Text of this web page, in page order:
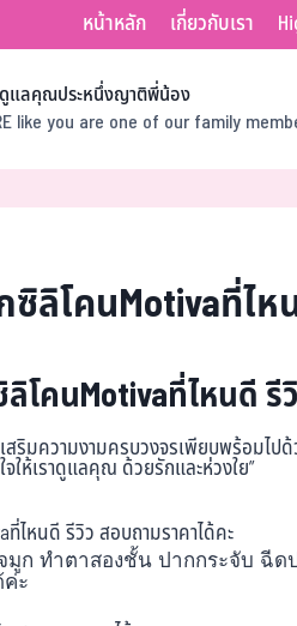
หน้าหลัก เกี่ยวกับเรา
ดูแลคุณประหนึ่งญาติพี่น้อง
like you are one of our family
ลิโคนMotivaที่ไห
โคนMotivaที่ไหนดี รี
สริมความงามครบวงจรเพียบพร้อมไ
ให้เราดูแลคุณ ด้วยรักและห่วงใย”
ไหนดี รีวิว สอบถามราคาได้คะ
มูก ทำตาสองชั้น ปากกระจับ ฉี
ะ